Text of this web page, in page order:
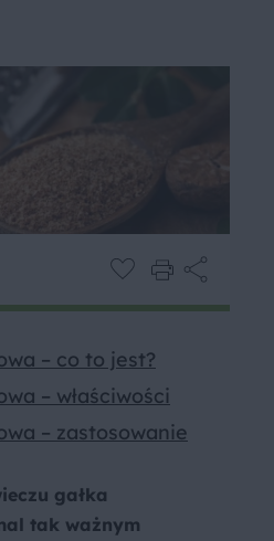
– co to jest?
– właściwości
– zastosowanie
gałka
tak ważnym